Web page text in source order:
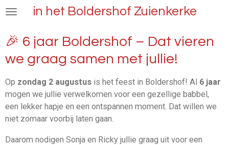
Ga
naar
de
hoofdinhoud
in het Boldershof Zuienkerke
🎉 6 jaar Boldershof – Dat vieren
we graag samen met jullie!
Op zondag 2 augustus is het feest in Boldershof! Al 6 jaar
mogen we jullie verwelkomen voor een gezellige babbel,
een lekker hapje en een ontspannen moment. Dat willen we
niet zomaar voorbij laten gaan.
Daarom nodigen Sonja en Ricky jullie graag uit voor een